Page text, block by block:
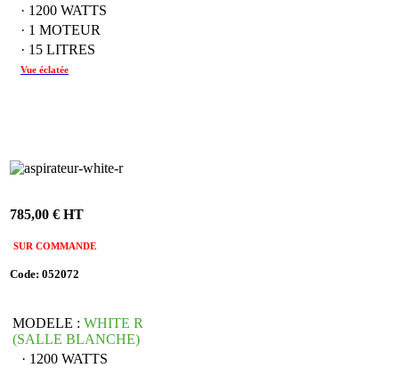
· 1200 WATTS
· 1 MOTEUR
· 15 LITRES
Vue éclatée
785,00 € HT
SUR COMMANDE
Code: 052072
MODELE : WHITE R
(SALLE BLANCHE)
· 1200 WATTS